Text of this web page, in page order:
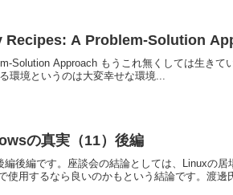
Recipes: A Problem-Solution
Solution Approach もうこれ無くしては生きて
環境というのは大変幸せな環境...
の真実（11）後編
後編です。座談会の結論としては、Linuxの居
用するなら良いのかもという結論です。渡邊